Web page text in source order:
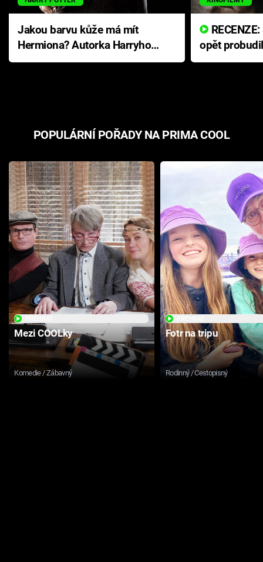
Jakou barvu kůže má mít
Hermiona? Autorka Harryho
Pottera přišla s ráznou
opět
přichází s
POPULÁRNÍ POŘADY NA PRIMA COOL
Mezi COOLky
Komedie / Zábavný
Fotr na tripu
Rodinný / Cestopisný